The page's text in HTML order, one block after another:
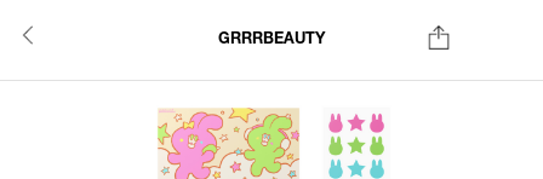
GRRRBEAUTY